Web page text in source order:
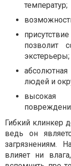
температур;
позволит
экстерьеры;
людей и
высокая
Гибкий клинкер
ведь он
загрязнениям.
влияет ни